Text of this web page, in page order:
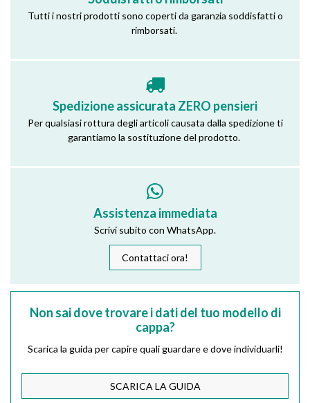
Tutti i nostri prodotti sono coperti da garanzia soddisfatti o
rimborsati.
Spedizione assicurata ZERO pensieri
Per qualsiasi rottura degli articoli causata dalla spedizione ti
garantiamo la sostituzione del prodotto.
Assistenza immediata
Scrivi subito con WhatsApp.
Contattaci ora!
Non sai dove trovare i dati del tuo modello di
cappa?
Scarica la guida per capire quali guardare e dove individuarli!
SCARICA LA GUIDA